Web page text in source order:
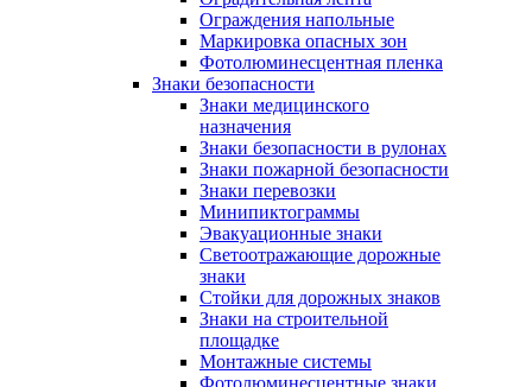
Ограждения напольные
Маркировка опасных зон
Фотолюминесцентная пленка
Знаки безопасности
Знаки медицинского
назначения
Знаки безопасности в рулонах
Знаки пожарной безопасности
Знаки перевозки
Минипиктограммы
Эвакуационные знаки
Светоотражающие дорожные
знаки
Стойки для дорожных знаков
Знаки на строительной
площадке
Монтажные системы
Фотолюминесцентные знаки